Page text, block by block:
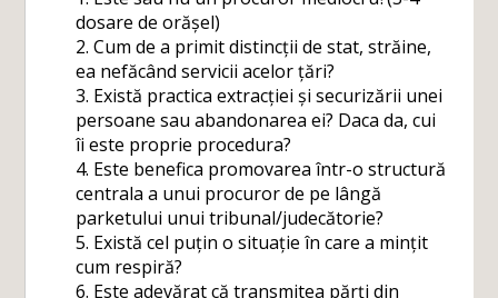
dosare de orășel)
2. Cum de a primit distincții de stat, străine,
ea nefăcând servicii acelor țări?
3. Există practica extracției și securizării unei
persoane sau abandonarea ei? Daca da, cui
îi este proprie procedura?
4. Este benefica promovarea într-o structură
centrala a unui procuror de pe lângă
parketului unui tribunal/judecătorie?
5. Există cel puțin o situație în care a mințit
cum respiră?
6. Este adevărat că transmitea părți din